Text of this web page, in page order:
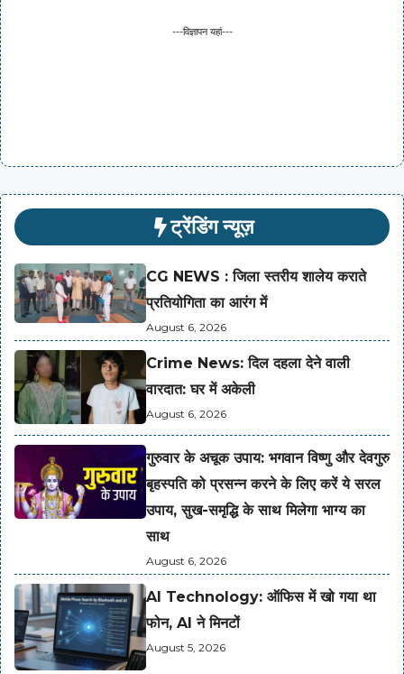
---विज्ञापन यहां---
ट्रेंडिंग न्यूज़
CG NEWS : जिला स्तरीय शालेय कराते
प्रतियोगिता का आरंग में
August 6, 2026
Crime News: दिल दहला देने वाली
वारदात: घर में अकेली
August 6, 2026
गुरुवार के अचूक उपाय: भगवान विष्णु और देवगुरु
बृहस्पति को प्रसन्न करने के लिए करें ये सरल
उपाय, सुख-समृद्धि के साथ मिलेगा भाग्य का
साथ
August 6, 2026
AI Technology: ऑफिस में खो गया था
फोन, AI ने मिनटों
August 5, 2026